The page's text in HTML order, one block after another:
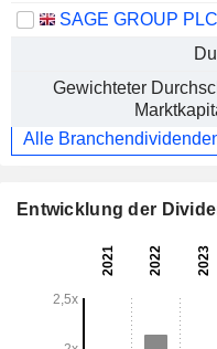
SAGE GROUP PLC
Gewichteter
Alle
Entwicklung der